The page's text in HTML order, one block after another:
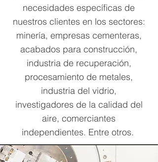
necesidades específicas de
nuestros clientes en los sectores:
minería, empresas cementeras,
acabados para construcción,
industria de recuperación,
procesamiento de metales,
industria del vidrio,
investigadores de la calidad del
aire, comerciantes
independientes. Entre otros.